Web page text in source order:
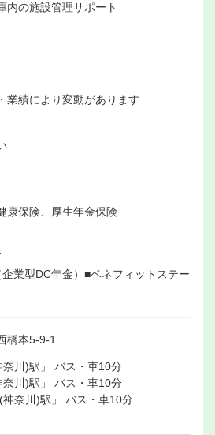
内の施設管理サポート
業績により変動があります
康保険、厚生年金保険
業型DC年金）■ベネフィットステー
橋本5-9-1
奈川)駅」 バス・車10分
奈川)駅」 バス・車10分
奈川)駅」 バス・車10分